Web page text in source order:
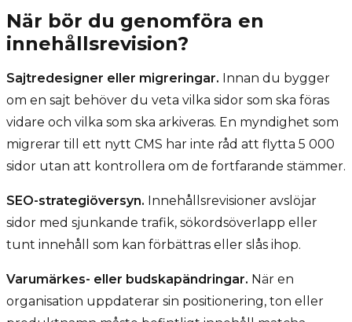
När bör du genomföra en
innehållsrevision?
Sajtredesigner eller migreringar. Innan du bygger
om en sajt behöver du veta vilka sidor som ska föras
vidare och vilka som ska arkiveras. En myndighet som
migrerar till ett nytt CMS har inte råd att flytta 5 000
sidor utan att kontrollera om de fortfarande stämmer.
SEO-strategiöversyn. Innehållsrevisioner avslöjar
sidor med sjunkande trafik, sökordsöverlapp eller
tunt innehåll som kan förbättras eller slås ihop.
Varumärkes- eller budskapändringar. När en
organisation uppdaterar sin positionering, ton eller